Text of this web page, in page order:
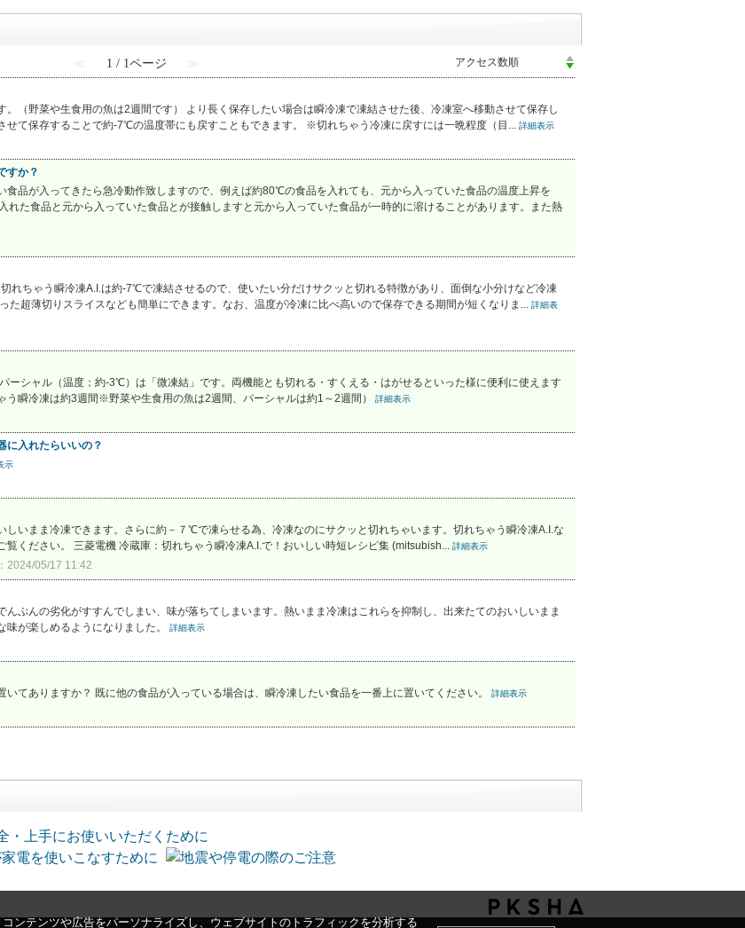
≪ 1 / 1ページ ≫
（野菜や生食用の魚は2週間です） より長く保存したい場合は瞬冷凍で凍結させた後、冷凍室へ移動させて保存し
せて保存することで約-7℃の温度帯にも戻すこともできます。 ※切れちゃう冷凍に戻すには一晩程度（目... 詳細表示
すか？
食品が入ってきたら急冷動作致しますので、例えば約80℃の食品を入れても、元から入っていた食品の温度上昇を
れた食品と元から入っていた食品とが接触しますと元から入っていた食品が一時的に溶けることがあります。また熱
れちゃう瞬冷凍A.I.は約-7℃で凍結させるので、使いたい分だけサクッと切れる特徴があり、面倒な小分けなど冷凍
超薄切りスライスなども簡単にできます。なお、温度が冷凍に比べ高いので保存できる期間が短くなりま... 詳細表
ーシャル（温度；約-3℃）は「微凍結」です。両機能とも切れる・すくえる・はがせるといった様に便利に使えます
瞬冷凍は約3週間※野菜や生食用の魚は2週間、パーシャルは約1～2週間）
詳細表示
に入れたらいいの？
示
いまま冷凍できます。さらに約－７℃で凍らせる為、冷凍なのにサクッと切れちゃいます。切れちゃう瞬冷凍A.I.な
ください。 三菱電機 冷蔵庫：切れちゃう瞬冷凍A.I.で！おいしい時短レシピ集 (mitsubish... 詳細表示
2024/05/17 11:42
ぷんの劣化がすすんでしまい、味が落ちてしまいます。熱いまま冷凍はこれらを抑制し、出来たてのおいしいまま
が楽しめるようになりました。
詳細表示
てありますか？ 既に他の食品が入っている場合は、瞬冷凍したい食品を一番上に置いてください。
詳細表示
ンテンツや広告をパーソナライズし、ウェブサイトのトラフィックを分析する